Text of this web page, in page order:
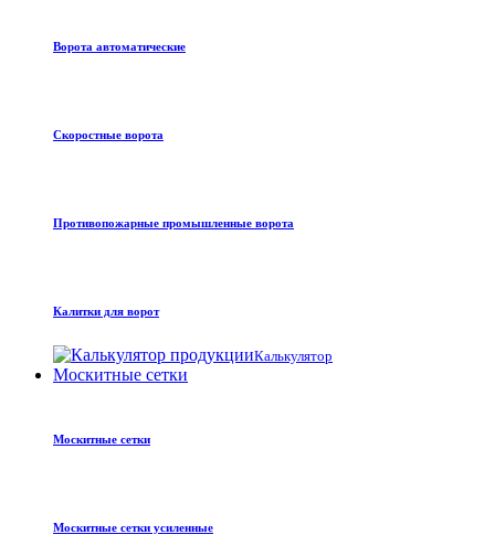
Ворота автоматические
Скоростные ворота
Противопожарные промышленные ворота
Калитки для ворот
Калькулятор
Москитные сетки
Москитные сетки
Москитные сетки усиленные